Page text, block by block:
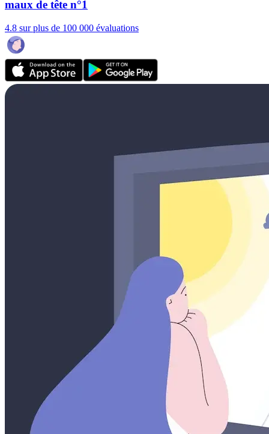
maux de tête n°1
4.8 sur plus de 100 000 évaluations